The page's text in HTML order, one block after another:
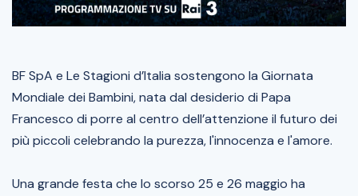
BF SpA e Le Stagioni d’Italia sostengono la Giornata
Mondiale dei Bambini, nata dal desiderio di Papa
Francesco di porre al centro dell’attenzione il futuro dei
più piccoli celebrando la purezza, l'innocenza e l'amore.
Una grande festa che lo scorso 25 e 26 maggio ha